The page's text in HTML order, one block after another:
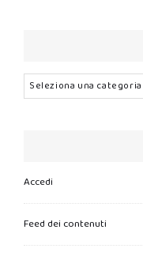
Categorie
Accedi
Feed dei contenuti